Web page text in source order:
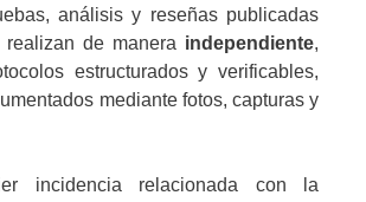
análisis y reseñas publicadas
de manera independiente,
estructurados y verificables,
mediante fotos, capturas y
incidencia relacionada con la